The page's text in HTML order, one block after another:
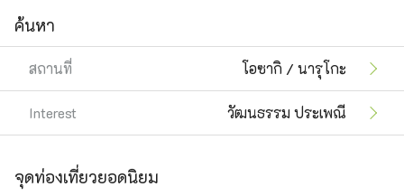
ค้นหา
สถานที่ โอซากิ / นารุโกะ
Interest วัฒนธรรม ประเพณี
จุดท่องเที่ยวยอดนิยม